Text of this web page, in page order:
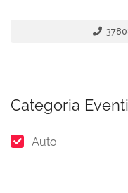
Categoria Eventi
Auto